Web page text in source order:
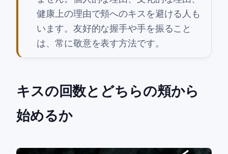
健康上の理由で頬へのキスを避ける人も
います。友好的な握手や手を振ること
は、常に敬意を表す方法です。
キスの回数とどちらの頬から
始めるか